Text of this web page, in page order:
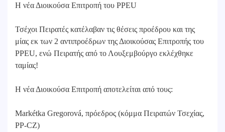
Η νέα Διοικούσα Επιτροπή του PPEU
Τσέχοι Πειρατές κατέλαβαν τις θέσεις προέδρου και της
μίας εκ των 2 αντιπροέδρων της Διοικούσας Επιτροπής του
PPEU, ενώ Πειρατής από το Λουξεμβούργο εκλέχθηκε
ταμίας!
Η νέα Διοικούσα Επιτροπή αποτελείται από τους:
Markétka Gregorová, πρόεδρος (κόμμα Πειρατών Τσεχίας,
PP-CZ)